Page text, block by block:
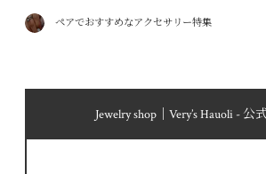
ペアでおすすめなアクセサリー特集
Jewelry shop｜Very’s Hauoli - 公